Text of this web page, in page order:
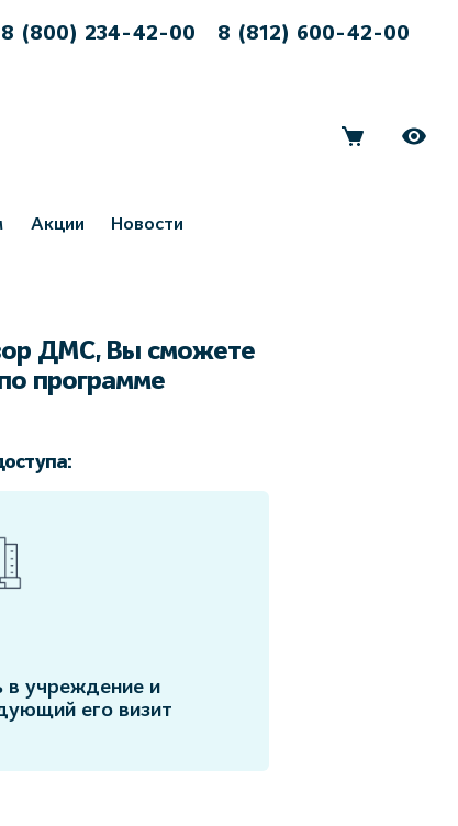
8 (800) 234-42-00 8 (812) 600-42-00
Акции Новости
ДМС, Вы сможете
программе
в учреждение и
его визит